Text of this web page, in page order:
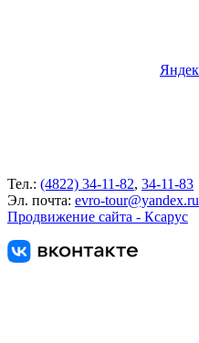
Тел.: (4822) 34-11-82, 34-11-83
Эл. почта: evro-tour@yandex.ru
Продвижение сайта - Ксарус